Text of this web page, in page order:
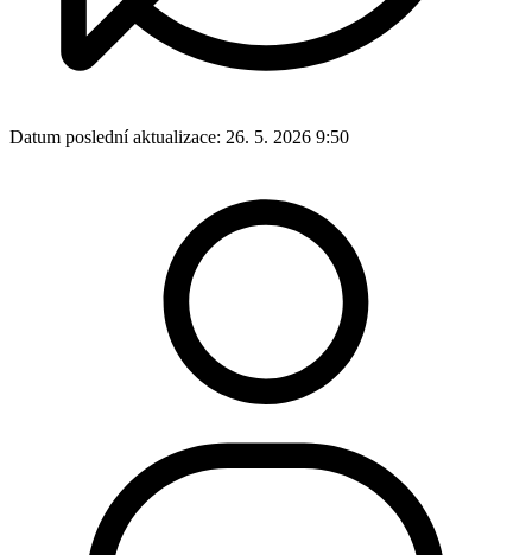
Datum poslední aktualizace: 26. 5. 2026 9:50